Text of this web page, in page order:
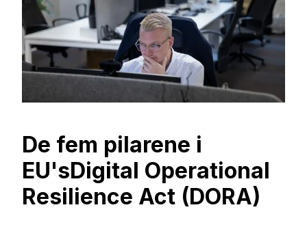
De fem pilarene i
EU'sDigital Operational
Resilience Act (DORA)